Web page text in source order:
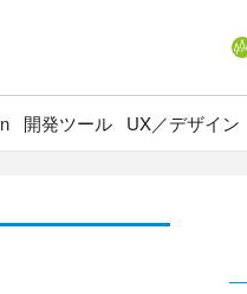
開発ツール UX／デザイン